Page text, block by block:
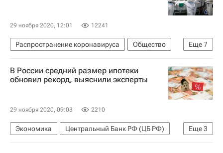
29 ноября 2020, 12:01 12241
Еще7
Распространение коронавируса
Общество
Астраханская область
Астрахань
Владимир Путин
Новости - Недвижимость
Коронавирус в России
В России средний размер ипотеки
обновил рекорд, выяснили эксперты
29 ноября 2020, 09:03 2210
Еще3
Экономика
Центральный Банк РФ (ЦБ РФ)
Антон Силуанов
Новости - Недвижимость